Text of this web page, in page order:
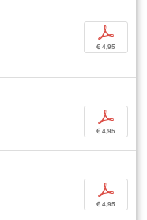
p
€ 4,95
p
€ 4,95
p
€ 4,95